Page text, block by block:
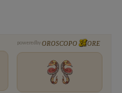
powered by OROSCOPO ORE